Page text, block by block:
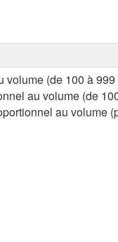
(de 100 à
au volume (de
au volume